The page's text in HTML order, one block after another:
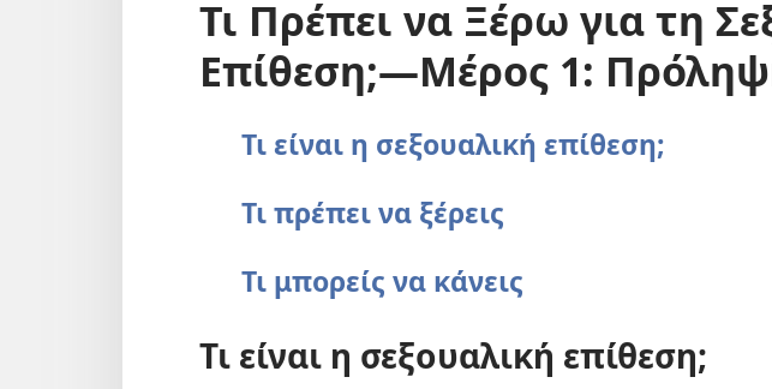
Τι Πρέπει να Ξέρω για τη
Επίθεση;—Μέρος 1:
Τι είναι η σεξουαλική επίθεση;
Τι πρέπει να ξέρεις
Τι μπορείς να κάνεις
Τι είναι η σεξουαλική επίθεση;